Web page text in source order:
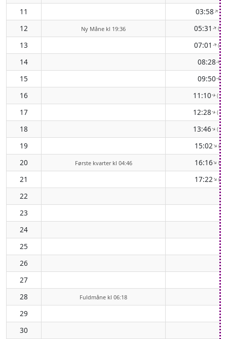
11 03:58↑(
12 Ny Måne kl 19:36 05:31↑(
13 07:01 ↑(
14 08:28↑
15 09:50↑
16 11:10↑(
17 12:28↑(
18 13:46↑(
19 15:02↑(
20 Første kvarter kl 04:46 16:16↑(
21 17:22↑(
22
23
24
25
26
27
28
Fuldmåne kl 06:18
29
30